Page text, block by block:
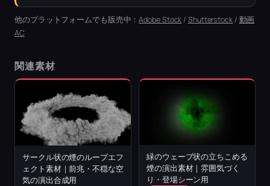
他のプラットフォームでも販売中：Adobe Stock /Shutterstock/ 動画
AC
関連素材
サークル状の煙のループエフ
ェクト素材｜前兆・不穏な空
気の演出合成用
緑のウェーブ状の立ちこめる
煙の演出素材｜雰囲気づく
り・登場シーン用